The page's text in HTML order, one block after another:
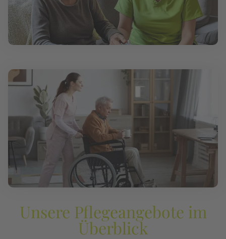
Unsere Pflegeangebote im
Überblick